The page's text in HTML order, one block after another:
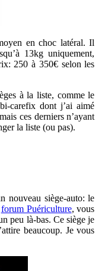
en choc latéral. Il
13kg uniquement,
250 à 350€ selon les
à la liste, comme le
carefix dont j’ai aimé
ces derniers n’ayant
la liste (ou pas).
nouveau siège-auto: le
forum Puériculture, vous
peu là-bas. Ce siège je
beaucoup. Je vous